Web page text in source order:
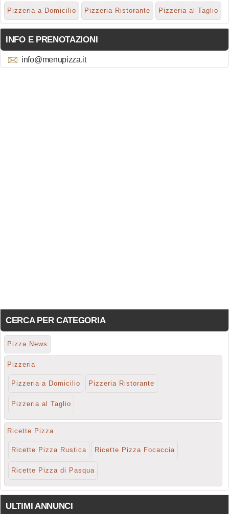
Pizzeria a Domicilio Pizzeria Ristorante Pizzeria al Taglio
INFO E PRENOTAZIONI
info@menupizza.it
CERCA PER CATEGORIA
Pizza News
Pizzeria
Pizzeria a Domicilio Pizzeria Ristorante
Pizzeria al Taglio
Ricette Pizza
Ricette Pizza Rustica Ricette Pizza Focaccia
Ricette Pizza di Pasqua
ULTIMI ANNUNCI